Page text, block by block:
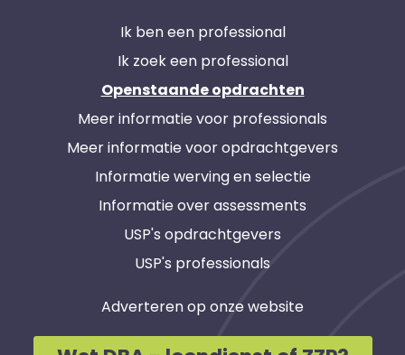
Ik ben een professional
Ik zoek een professional
Openstaande opdrachten
Meer informatie voor professionals
Meer informatie voor opdrachtgevers
Informatie werving en selectie
Informatie over assessments
USP's opdrachtgevers
USP's professionals
Adverteren op onze website